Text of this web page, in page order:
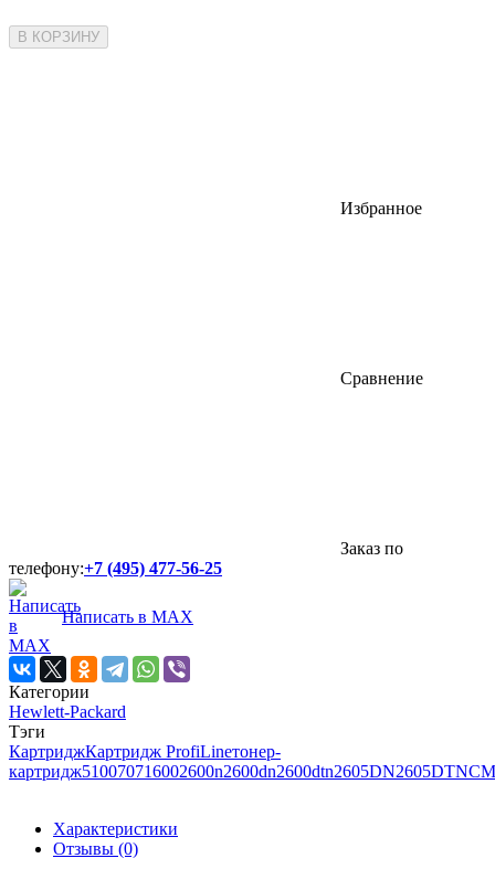
В КОРЗИНУ
Избранное
Сравнение
Заказ по
телефону:+7 (495) 477-56-25
Написать в MAX
Категории
Hewlett-Packard
Тэги
КартриджКартридж ProfiLineтонер-
картридж510070716002600n2600dn2600dtn2605DN2605DTN
Характеристики
Отзывы (0)